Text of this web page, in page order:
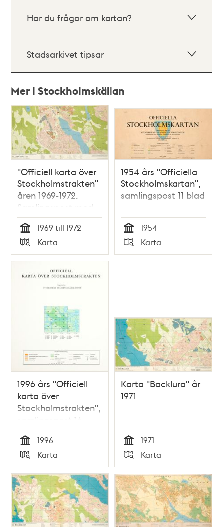
Har du frågor om kartan?
Stadsarkivet tipsar
Mer i Stockholmskällan
Relaterade
poster
och
teman
"Officiell karta över
Stockholmstrakten"
åren 1969-1972.
Samlingspost med
25 kartblad
Tid
1969 till 1972
Typ
Karta
1954 års "Officiella
Stockholmskartan",
samlingspost 11 blad
Tid
1954
Typ
Karta
1996 års "Officiell
karta över
Stockholmstrakten",
samlingspost 16
blad
Tid
1996
Typ
Karta
Karta "Backlura" år
1971
Tid
1971
Typ
Karta